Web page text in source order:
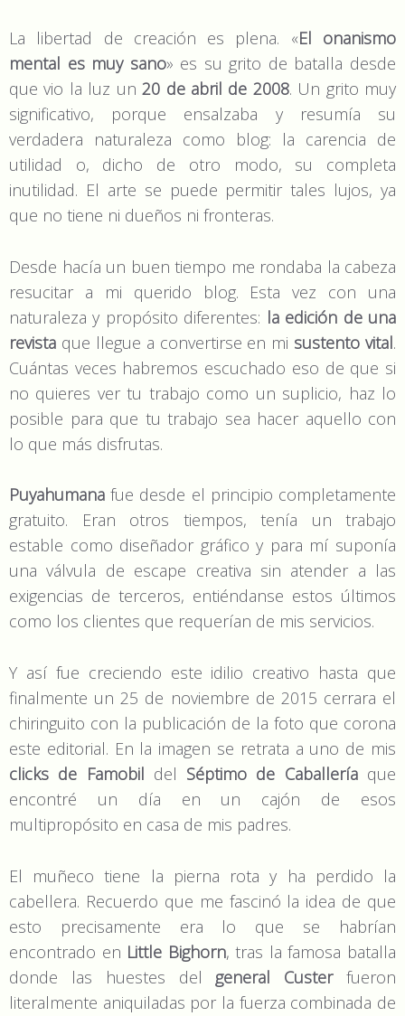
La libertad de creación es plena. «El onanismo
mental es muy sano» es su grito de batalla desde
que vio la luz un20 de abril de 2008. Un grito muy
significativo, porque ensalzaba y resumía su
verdadera naturaleza como blog: la carencia de
utilidad o, dicho de otro modo, su completa
inutilidad. El arte se puede permitir tales lujos, ya
que no tiene ni dueños ni fronteras.
Desde hacía un buen tiempo me rondaba la cabeza
resucitar a mi querido blog. Esta vez con una
naturaleza y propósito diferentes: la edición de una
revista que llegue a convertirse en mi sustento vital.
Cuántas veces habremos escuchado eso de que si
no quieres ver tu trabajo como un suplicio, haz lo
posible para que tu trabajo sea hacer aquello con
lo que más disfrutas.
Puyahumana fue desde el principio completamente
gratuito. Eran otros tiempos, tenía un trabajo
estable como diseñador gráfico y para mí suponía
una válvula de escape creativa sin atender a las
exigencias de terceros, entiéndanse estos últimos
como los clientes que requerían de mis servicios.
Y así fue creciendo este idilio creativo hasta que
finalmente un 25 de noviembre de 2015 cerrara el
chiringuito con la publicación de la foto que corona
este editorial. En la imagen se retrata a uno de mis
clicks de Famobil del Séptimo de Caballeríaque
encontré un día en un cajón de esos
multipropósito en casa de mis padres.
El muñeco tiene la pierna rota y ha perdido la
cabellera. Recuerdo que me fascinó la idea de que
esto precisamente era lo que se habrían
encontrado en Little Bighorn, tras la famosa batalla
donde las huestes del general Custerfueron
literalmente aniquiladas por la fuerza combinada de